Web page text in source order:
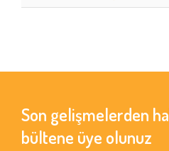
Son gelişmelerden
bültene üye olunuz